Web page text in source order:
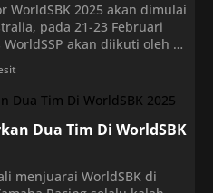
WorldSBK 2025 akan dimulai
pada 21-23 Februari
akan diikuti oleh 32
Aruba.it Racing
Feel Racing WorldSSP
Adrian Huertas ke Moto2,
Dua Tim Di WorldSBK
menjuarai WorldSBK di